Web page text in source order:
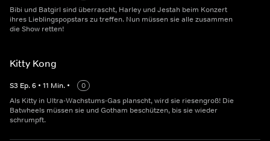
Bibi und Batgirl sind überrascht, Harley und Jestah beim Konzert
ihres Lieblingspopstars zu treffen. Nun müssen sie alle zusammen
die Show retten!
Kitty Kong
S3 Ep.6 • 11 Min. •
0
Als Kitty in Ultra-Wachstums-Gas planscht, wird sie riesengroß! Die
Batwheels müssen sie und Gotham beschützen, bis sie wieder
schrumpft.